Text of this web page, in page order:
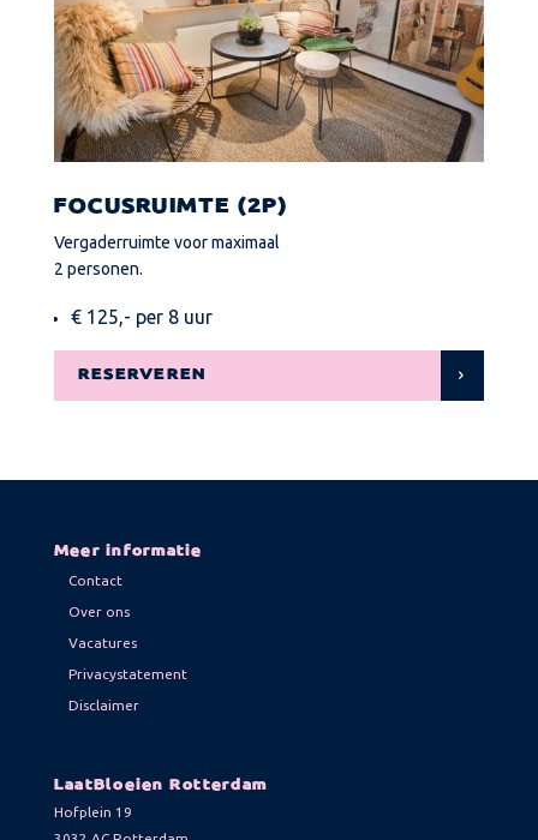
FOCUSRUIMTE (2P)
Vergaderruimte voor maximaal
2 personen.
€ 125,- per 8 uur
RESERVEREN
Meer informatie
Contact
Over ons
Vacatures
Privacystatement
Disclaimer
LaatBloeien Rotterdam
Hofplein 19